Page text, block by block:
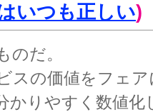
いつも正しい)
のだ。
スの価値をフェ
かりやすく数値